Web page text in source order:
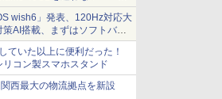
」の安さと1年限定の注意
wish6」発表、120Hz対応大
AI搭載、まずはソフトバン
ていた以上に便利だった！
コン製スマホスタンド
西最大の物流拠点を新設